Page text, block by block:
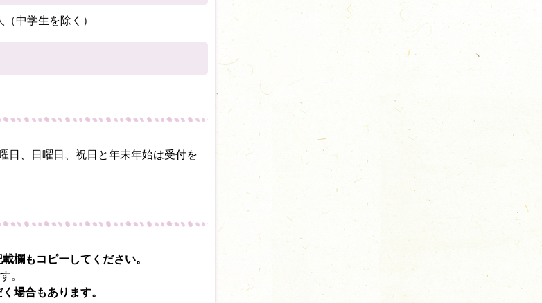
中学生を除く）
日、日曜日、祝日と年末年始は受付を
欄もコピーしてください。
。
場合もあります。